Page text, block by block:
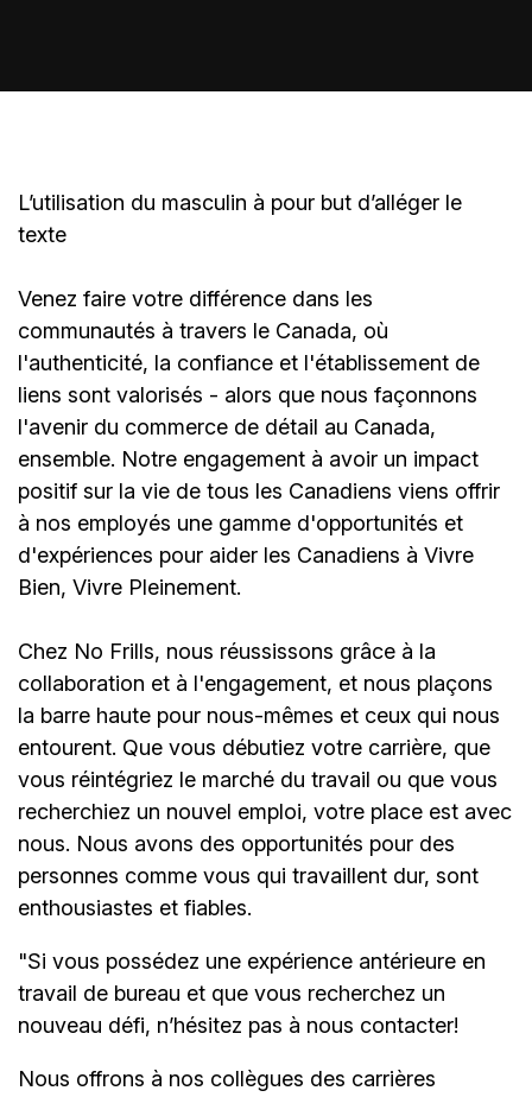
L’utilisation du masculin à pour but d’alléger le
texte
Venez faire votre différence dans les
communautés à travers le Canada, où
l'authenticité, la confiance et l'établissement de
liens sont valorisés - alors que nous façonnons
l'avenir du commerce de détail au Canada,
ensemble. Notre engagement à avoir un impact
positif sur la vie de tous les Canadiens viens offrir
à nos employés une gamme d'opportunités et
d'expériences pour aider les Canadiens à Vivre
Bien, Vivre Pleinement.
Chez No Frills, nous réussissons grâce à la
collaboration et à l'engagement, et nous plaçons
la barre haute pour nous-mêmes et ceux qui nous
entourent. Que vous débutiez votre carrière, que
vous réintégriez le marché du travail ou que vous
recherchiez un nouvel emploi, votre place est avec
nous. Nous avons des opportunités pour des
personnes comme vous qui travaillent dur, sont
enthousiastes et fiables.
"Si vous possédez une expérience antérieure en
travail de bureau et que vous recherchez un
nouveau défi, n’hésitez pas à nous contacter!
Nous offrons à nos collègues des carrières